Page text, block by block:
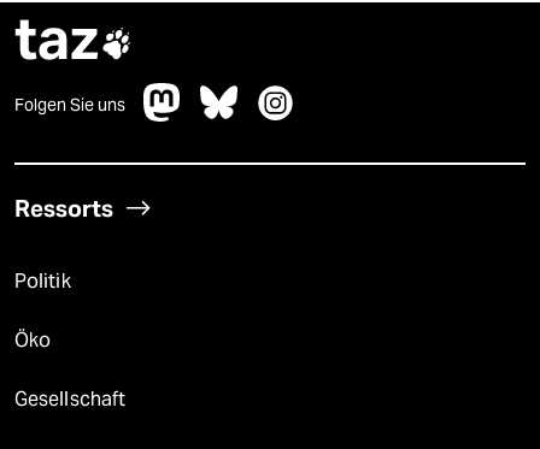
taz
Folgen Sie uns
Ressorts
Politik
Öko
Gesellschaft